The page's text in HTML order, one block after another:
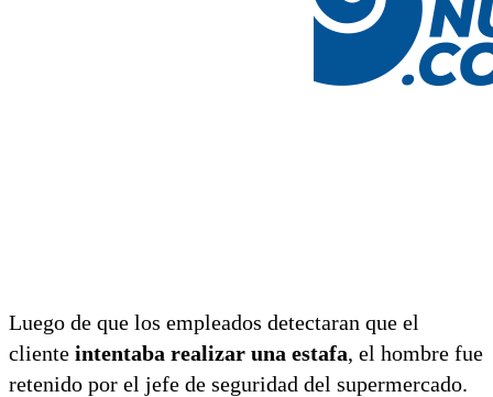
Luego de que los empleados detectaran que el
cliente intentaba realizar una estafa, el hombre fue
retenido por el jefe de seguridad del supermercado.